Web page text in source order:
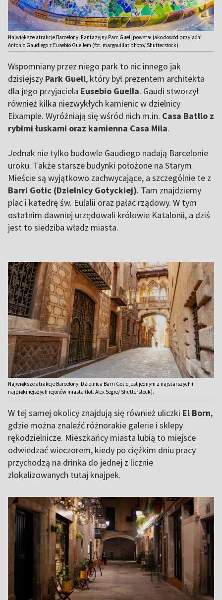
Największe atrakcje Barcelony. Fantazyjny Parc Guell powstał jako dowód przyjaźni
Antonio Gaudiego z Eusebio Guellem (fot. margouillat photo/ Shutterstock).
Wspomniany przez niego park to nic innego jak
dzisiejszy Park Guell, który był prezentem architekta
dla jego przyjaciela Eusebio Guella. Gaudi stworzył
również kilka niezwykłych kamienic w dzielnicy
Eixample. Wyróżniają się wśród nich m.in. Casa Batllo z
rybimi łuskami oraz kamienna Casa Mila.
Jednak nie tylko budowle Gaudiego nadają Barcelonie
uroku. Także starsze budynki położone na Starym
Mieście są wyjątkowo zachwycające, a szczególnie te z
Barri Gotic (Dzielnicy Gotyckiej). Tam znajdziemy
plac i katedrę św. Eulalii oraz pałac rządowy. W tym
ostatnim dawniej urzędowali królowie Katalonii, a dziś
jest to siedziba władz miasta.
Największe atrakcje Barcelony. Dzielnica Barri Gotic jest jednym z najstarszych i
najpiękniejszych rejonów miasta (fot. Alex Segre/ Shutterstock).
W tej samej okolicy znajdują się również uliczki El Born,
gdzie można znaleźć różnorakie galerie i sklepy
rękodzielnicze. Mieszkańcy miasta lubią to miejsce
odwiedzać wieczorem, kiedy po ciężkim dniu pracy
przychodzą na drinka do jednej z licznie
zlokalizowanych tutaj knajpek.